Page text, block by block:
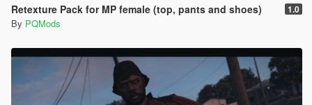
Retexture Pack for MP female (top, pants and shoes) 1.0
By PQMods